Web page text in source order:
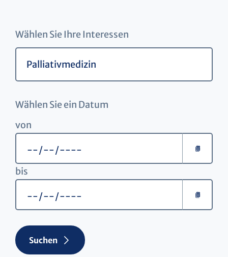
Wählen Sie Ihre Interessen
Wählen Sie ein Datum
von
bis
Suchen